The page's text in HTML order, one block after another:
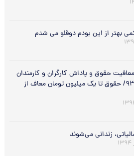
بهتر از اين بودم دوقلو مي شدم
حقوق و پاداش کارگران و کارمندان
در سال ۹۳/ حقوق تا یک میلیون تومان معاف از
زندانی می‌شوند